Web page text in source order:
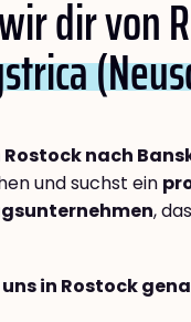
dir von
Rostock nach
und suchst ein
,
in Rostock